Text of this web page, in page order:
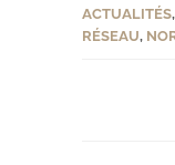
ACTUALITÉS,
RÉSEAU,